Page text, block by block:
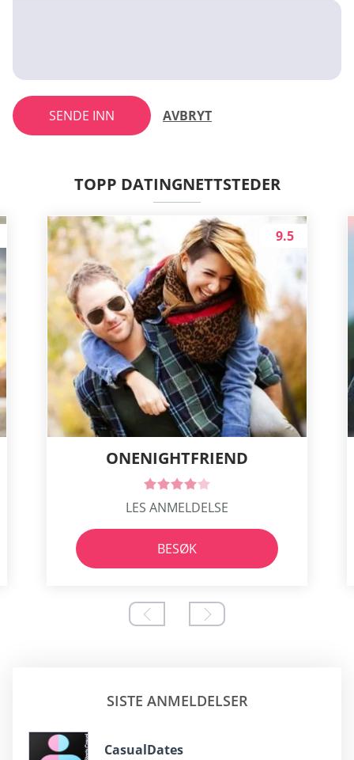
SENDE INN AVBRYT
TOPP DATINGNETTSTEDER
ONENIGHTFRIEND
9.5
LES ANMELDELSE
BESØK
SISTE ANMELDELSER
CasualDates